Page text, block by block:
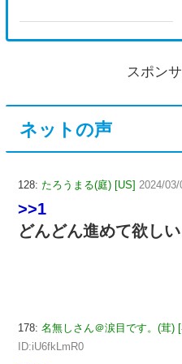
スポン
ネットの声
128: たろうまる(庭) [US] 2024/
>>1
どんどん進めて欲しい
178: 名無しさん＠涙目です。(茸) [
ID:iU6fkLmR0